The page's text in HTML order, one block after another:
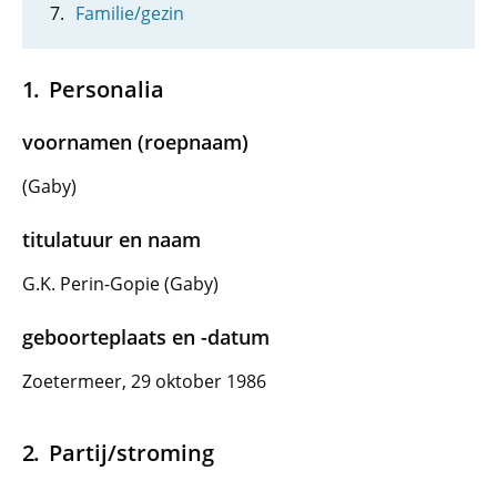
Familie/gezin
Personalia
voornamen (roepnaam)
(Gaby)
titulatuur en naam
G.K. Perin-Gopie (Gaby)
geboorteplaats en -datum
Zoetermeer, 29 oktober 1986
Partij/stroming